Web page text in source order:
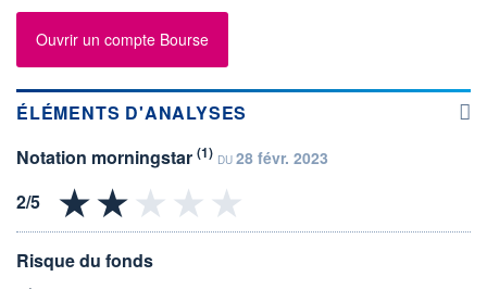
Ouvrir un compte Bourse
ÉLÉMENTS D'ANALYSES
Notation morningstar (1) DU 28 févr. 2023
Risque du fonds